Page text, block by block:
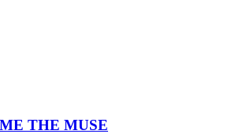
THE MUSE